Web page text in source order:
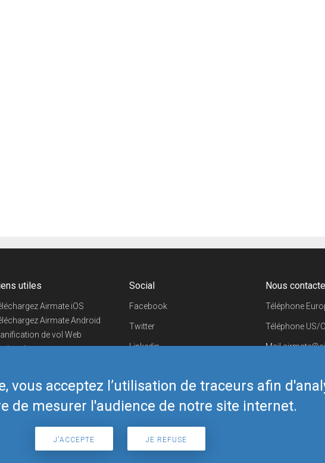
vous acceptez l’utilisation de traceurs afin
de mesurer l'audience de notre site internet.
J'ACCEPTE JE REFUSE
utiles
Airmate iOS
Airmate Android
de vol Web
Airmate
Social
Facebook
Twitter
Linkedin
Telegram
Nous
Téléphone
Téléphone US/
Mail